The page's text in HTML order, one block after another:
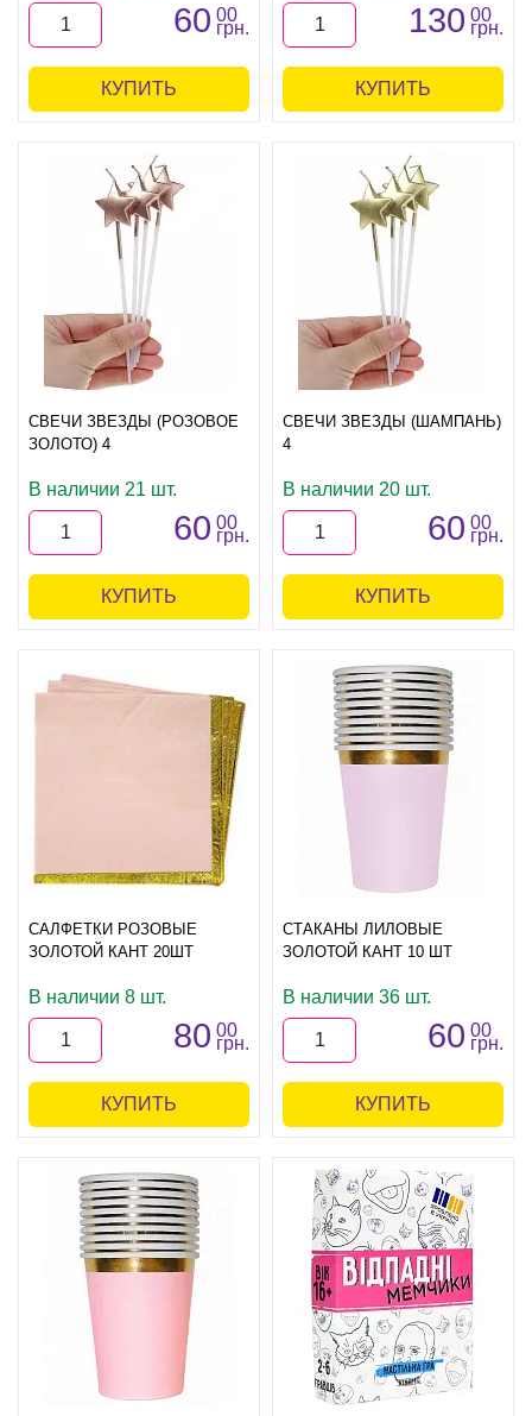
60 00
грн.
КУПИТЬ
130 00
грн.
КУПИТЬ
СВЕЧИ ЗВЕЗДЫ (РОЗОВОЕ
ЗОЛОТО) 4
В наличии 21 шт.
60 00
грн.
КУПИТЬ
СВЕЧИ ЗВЕЗДЫ (ШАМПАНЬ)
4
В наличии 20 шт.
60 00
грн.
КУПИТЬ
САЛФЕТКИ РОЗОВЫЕ
ЗОЛОТОЙ КАНТ 20ШТ
В наличии 8 шт.
80 00
грн.
КУПИТЬ
СТАКАНЫ ЛИЛОВЫЕ
ЗОЛОТОЙ КАНТ 10 ШТ
В наличии 36 шт.
60 00
грн.
КУПИТЬ